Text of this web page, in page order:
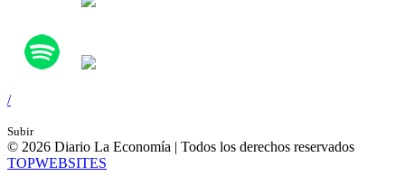
/
Subir
© 2026 Diario La Economía | Todos los derechos reservados
TOPWEBSITES